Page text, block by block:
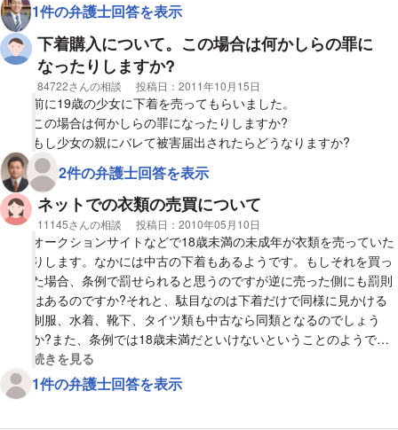
1件の弁護士回答を表示
下着購入について。この場合は何かしらの罪に
なったりしますか?
相談者
84722さんの相談 投稿日： 2011年10月15日
前に19歳の少女に下着を売ってもらいました。
この場合は何かしらの罪になったりしますか?
もし少女の親にバレて被害届出されたらどうなりますか?
2件の弁護士回答を表示
ネットでの衣類の売買について
相談者
11145さんの相談 投稿日： 2010年05月10日
オークションサイトなどで18歳未満の未成年が衣類を売っていた
りします。なかには中古の下着もあるようです。もしそれを買っ
た場合、条例で罰せられると思うのですが逆に売った側にも罰則
はあるのですか?それと、駄目なのは下着だけで同様に見かける
制服、水着、靴下、タイツ類も中古なら同類となるのでしょう
か?また、条例では18歳未満だといけないということのようです
が、売る側が高校生でも18歳にさえなってしまっていれば中古の
下着の売買は許されてしまうものなのですか?
視覚的に省略された相談全文の
続きを見る
1件の弁護士回答を表示